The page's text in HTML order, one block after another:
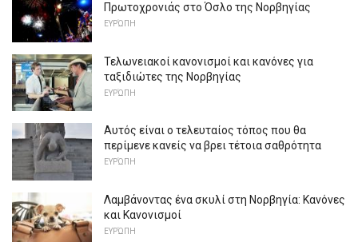
Πρωτοχρονιάς στο Όσλο της Νορβηγίας
ΕΥΡΏΠΗ
Τελωνειακοί κανονισμοί και κανόνες για
ταξιδιώτες της Νορβηγίας
ΕΥΡΏΠΗ
Αυτός είναι ο τελευταίος τόπος που θα
περίμενε κανείς να βρει τέτοια σαθρότητα
ΕΥΡΏΠΗ
Λαμβάνοντας ένα σκυλί στη Νορβηγία: Κανόνες
και Κανονισμοί
ΕΥΡΏΠΗ